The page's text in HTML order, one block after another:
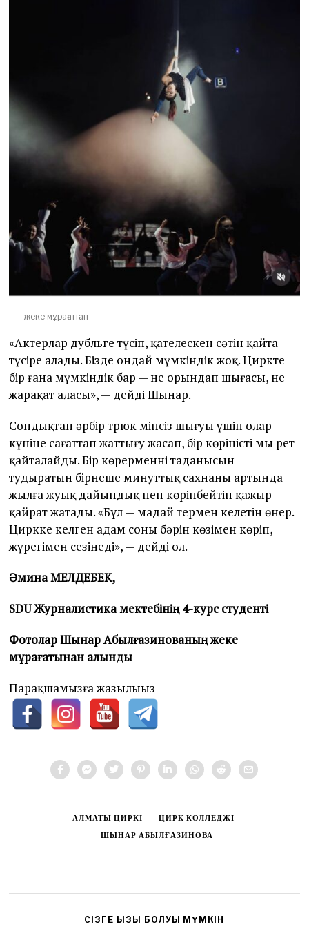
жеке мұрағаттан
«Актерлар дубльге түсіп, қателескен сәтін қайта
түсіре алады. Бізде ондай мүмкіндік жоқ. Циркте
бір ғана мүмкіндік бар — не орындап шығасың, не
жарақат аласың», — дейді Шынар.
Сондықтан әрбір трюк мінсіз шығуы үшін олар
күніне сағаттап жаттығу жасап, бір көріністі мың рет
қайталайды. Бір көрерменнің таңданысын
тудыратын бірнеше минуттық сахнаның артында
жылға жуық дайындық пен көрінбейтін қажыр-
қайрат жатады. «Бұл — маңдай термен келетін өнер.
Циркке келген адам соның бәрін көзімен көріп,
жүрегімен сезінеді», — дейді ол.
Әмина МЕЛДЕБЕК,
SDUЖурналистика мектебінің 4-курс студенті
Фотолар Шынар Абылғазинованың жеке
мұрағатынан алынды
Парақшамызға жазылыңыз
АЛМАТЫ ЦИРКІ
ЦИРК КОЛЛЕДЖІ
ШЫНАР АБЫЛҒАЗИНОВА
CІЗГЕ ҚЫЗЫҚ БОЛУЫ МҮМКІН